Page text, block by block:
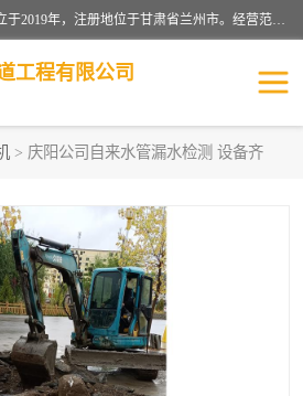
甘肃科探管道工程有限公司成立于2019年，注册地位于甘肃省兰州市。经营范围包括管道安装、清洗、疏通、维修、检测，防水工程，工程钻孔，化粪池清理，暖气安装，给排水管道安装维修，室内外管道如消防、供水、供热管道漏水检测定位，室内外防水堵漏等。
工程有限公司
> 庆阳公司自来水管漏水检测 设备齐
消防管道漏水
排水管道漏水
管道疏通